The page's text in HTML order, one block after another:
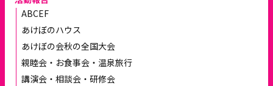
ABCEF
あけぼのハウス
あけぼの会秋の全国大会
親睦会・お食事会・温泉旅行
講演会・相談会・研修会